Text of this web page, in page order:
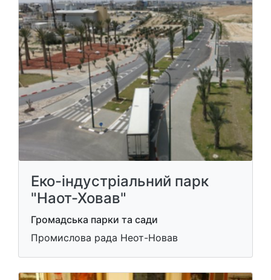
Еко-індустріальний парк
"Наот-Ховав"
Громадська парки та сади
Промислова рада Неот-Новав